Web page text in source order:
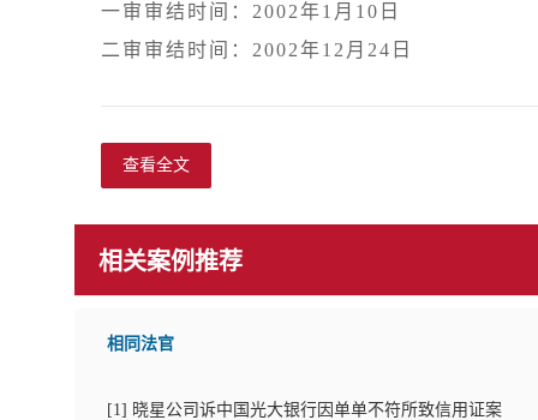
一审审结时间：2002年1月10日
查看全文
相关案例推荐
相同法官
[1] 晓星公司诉中国光大银行因单单不符所致信用证案